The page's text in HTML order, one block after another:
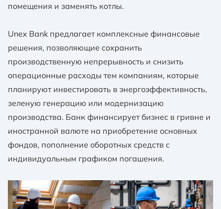
помещения и заменять котлы.
Unex Bank предлагает комплексные финансовые
решения, позволяющие сохранить
производственную непрерывность и снизить
операционные расходы тем компаниям, которые
планируют инвестировать в энергоэффективность,
зеленую генерацию или модернизацию
производства. Банк финансирует бизнес в гривне и
иностранной валюте на приобретение основных
фондов, пополнение оборотных средств с
индивидуальным графиком погашения.